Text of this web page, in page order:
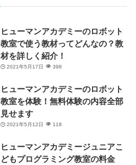
ヒューマンアカデミーのロボット
教室で使う教材ってどんなの？教
材を詳しく紹介！
2021年5月17日 398
ヒューマンアカデミーのロボット
教室を体験！無料体験の内容全部
見せます
2021年5月12日 118
ヒューマンアカデミージュニアこ
どもプログラミング教室の料金